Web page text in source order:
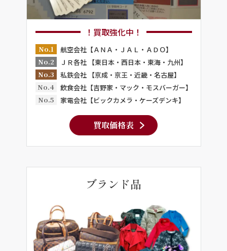
！買取強化中！
No.1
航空会社【ＡＮＡ・ＪＡＬ・ＡＤＯ】
No.2
ＪＲ各社 【東日本・西日本・東海・九州】
No.3
私鉄会社 【京成・京王・近畿・名古屋】
No.4
飲食会社【吉野家・マック・モスバーガー】
No.5
家電会社【ビックカメラ・ケーズデンキ】
買取価格表
ブランド品